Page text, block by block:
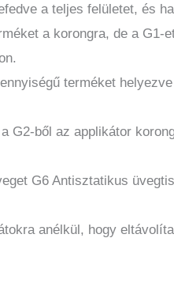
a teljes felületet, és
a korongra, de a
terméket
G2-ből az applikátor
G6 Antisztatikus
anélkül, hogy